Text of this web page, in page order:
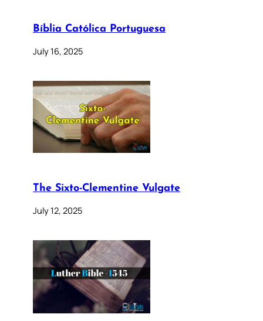
Bíblia Católica Portuguesa
July 16, 2025
The Sixto-Clementine Vulgate
July 12, 2025